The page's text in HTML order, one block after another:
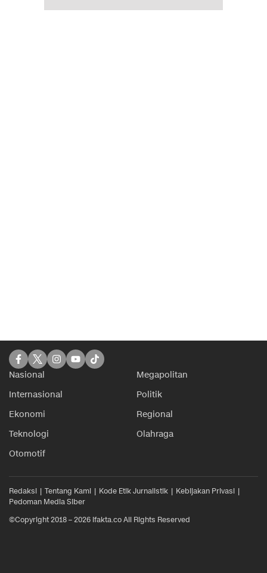
Nasional
Megapolitan
Internasional
Politik
Ekonomi
Regional
Teknologi
Olahraga
Otomotif
Redaksi Tentang Kami Kode Etik Jurnalistik
Kebijakan Privasi
Pedoman Media Siber
©Copyright 2018 – 2026 ifakta.co All Rights Reserved